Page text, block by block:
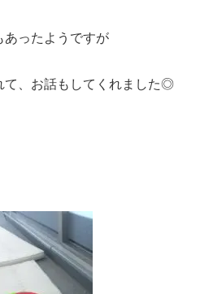
あったようですが
て、お話もしてくれました◎